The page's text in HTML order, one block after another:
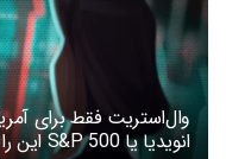
وال‌استریت فقط برای
انویدیا یا S&P 500 این راهنما را بخوانید